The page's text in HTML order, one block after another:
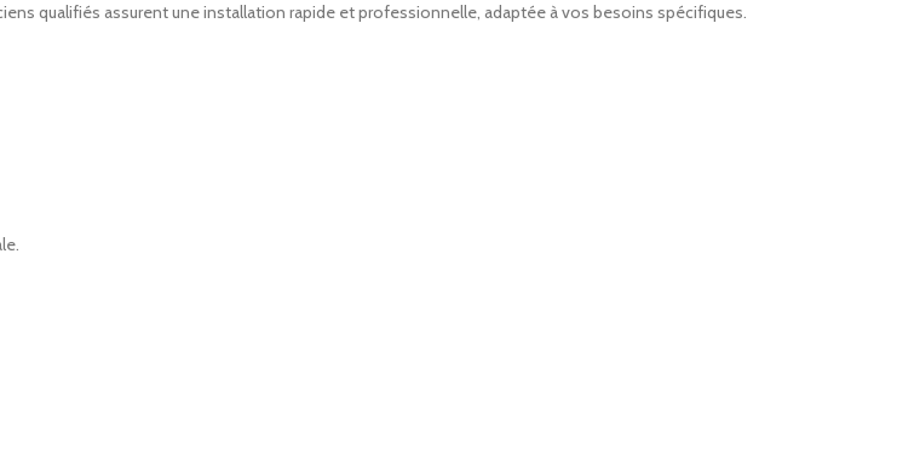
qualifiés assurent une installation rapide et professionnelle, adaptée à vos besoins spécifiques.